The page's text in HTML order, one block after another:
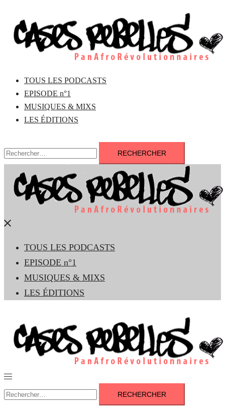
contenu
TOUS LES PODCASTS
EPISODE n°1
MUSIQUES & MIXS
LES ÉDITIONS
Rechercher :
Fermer
menu
TOUS LES PODCASTS
EPISODE n°1
MUSIQUES & MIXS
LES ÉDITIONS
Ouvrir/fermer
le
menu
Rechercher :